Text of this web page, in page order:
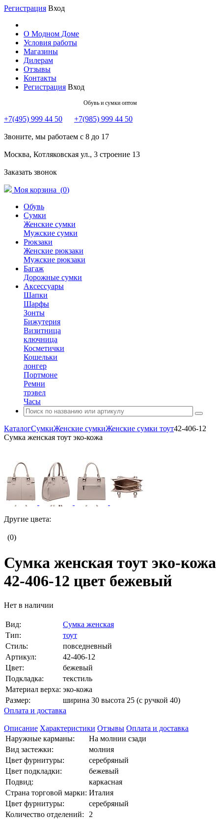
Регистрация Вход
О Модном Доме
Условия работы
Магазины
Дилерам
Отзывы
Контакты
Регистрация Вход
Обувь и сумки оптом
+7(495) 999 44 50 +7(985) 999 44 50
Звоните, мы работаем с 8 до 17
Москва, Котляковская ул., 3 строение 13
Заказать звонок
Моя корзина (0)
Обувь
Сумки
Женские сумки
Мужские сумки
Рюкзаки
Женские рюкзаки
Мужские рюкзаки
Багаж
Дорожные сумки
Аксессуары
Шапки
Шарфы
Зонты
Бижутерия
Визитница
ключница
Косметички
Кошельки
лонгер
Портмоне
Ремни
трэвел
Часы
КаталогСумкиЖенские сумкиЖенские сумки тоут42-406-12
Сумка женская тоут эко-кожа
Другие цвета:
(0)
Сумка женская тоут эко-кожа
42-406-12 цвет бежевый
Нет в наличии
Вид:
Сумка женская
Тип:
тоут
Стиль:
повседневный
Артикул:
42-406-12
Цвет:
бежевый
Подкладка:
текстиль
Материал верха: эко-кожа
Размер:
ширина 30 высота 25 (с ручкой 40)
Оплата и доставка
Описание Характеристики Отзывы Оплата и доставка
Наружные карманы:
На молнии сзади
Вид застежки:
молния
Цвет фурнитуры:
серебряный
Цвет подкладки:
бежевый
Подвид:
каркасная
Страна торговой марки: Италия
Цвет фурнитуры:
серебряный
Количество отделений:
2